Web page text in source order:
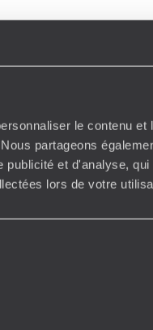
le contenu
partageons
publicité et d'analyse,
lors de votre